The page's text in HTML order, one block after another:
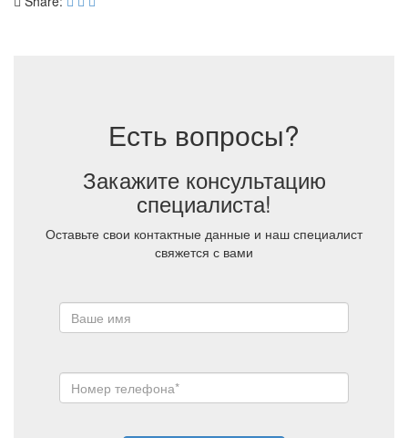
Есть вопросы?
Закажите консультацию
специалиста!
Оставьте свои контактные данные и наш специалист
свяжется с вами